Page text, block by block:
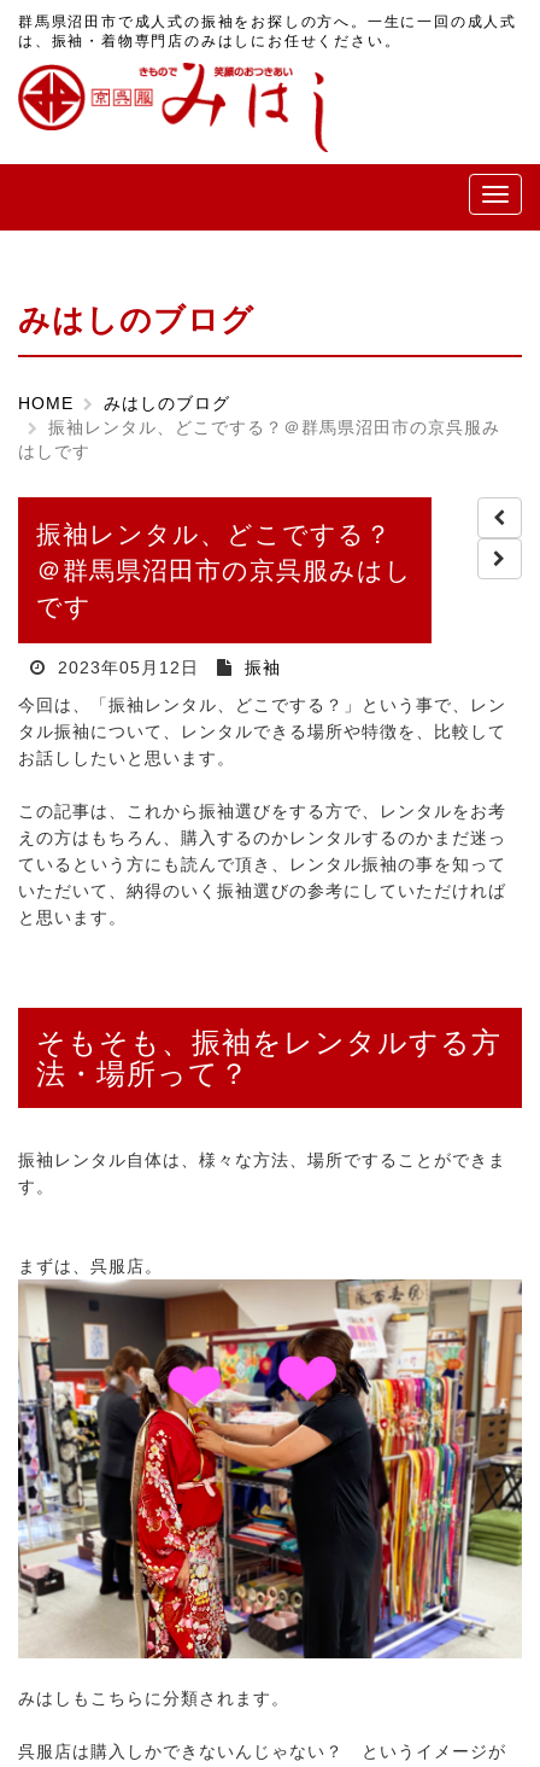
群馬県沼田市で成人式の振袖をお探しの方へ。一生に一回の成人式
は、振袖・着物専門店のみはしにお任せください。
メ
ニ
みはしのブログ
HOME
みはしのブログ
振袖レンタル、どこでする？＠群馬県沼田市の京呉服み
はしです
振袖レンタル、どこでする？
＠群馬県沼田市の京呉服みはし
です
2023年05月12日
振袖
今回は、「振袖レンタル、どこでする？」という事で、レン
タル振袖について、レンタルできる場所や特徴を、比較して
お話ししたいと思います。
この記事は、これから振袖選びをする方で、レンタルをお考
えの方はもちろん、購入するのかレンタルするのかまだ迷っ
ているという方にも読んで頂き、レンタル振袖の事を知って
いただいて、納得のいく振袖選びの参考にしていただければ
と思います。
そもそも、振袖をレンタルする方
法・場所って？
振袖レンタル自体は、様々な方法、場所ですることができま
す。
まずは、呉服店。
みはしもこちらに分類されます。
呉服店は購入しかできないんじゃない？ というイメージが